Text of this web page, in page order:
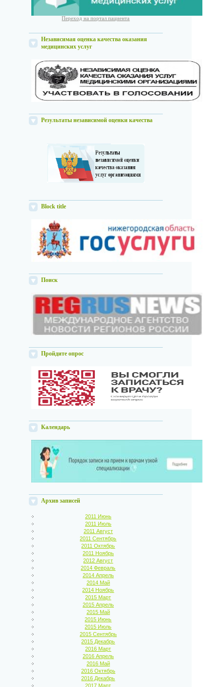
Переход на портал пациента
Независимая оценка качества оказания
медицинских услуг
Результаты независимой оценки качества
Block title
Поиск
Пройдите опрос
Календарь
Архив записей
2011 Июнь
2011 Июль
2011 Август
2011 Сентябрь
2011 Октябрь
2011 Ноябрь
2012 Август
2014 Февраль
2014 Апрель
2014 Май
2014 Ноябрь
2015 Март
2015 Апрель
2015 Май
2015 Июнь
2015 Июль
2015 Сентябрь
2015 Декабрь
2016 Март
2016 Апрель
2016 Май
2016 Октябрь
2016 Декабрь
2017 Март